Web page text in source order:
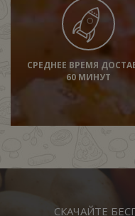
СРЕДНЕЕ ВРЕМЯ
60 МИНУТ
СКАЧАЙТЕ